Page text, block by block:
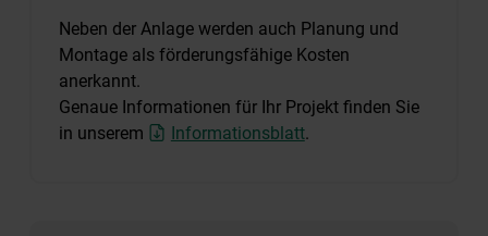
Neben der Anlage werden auch Planung und
Montage als förderungsfähige Kosten
anerkannt.
Genaue Informationen für Ihr Projekt finden Sie
in unserem
Informationsblatt.